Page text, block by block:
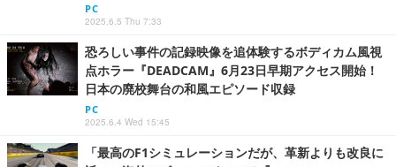
PC
2025.6.5 Thu 7:33
恐ろしい事件の記録映像を追体験するボディカム風視
点ホラー『DEADCAM』6月23日早期アクセス開始！
日本の廃校舞台の和風エピソード収録
PC
2025.6.4 Wed 15:45
「最高のF1シミュレーションだが、革新よりも改良に